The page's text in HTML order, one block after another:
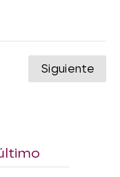
Siguiente